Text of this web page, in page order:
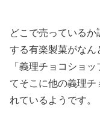
どこで売っている
する有楽製菓がなん
「義理チョコショ
てそこに他の義理チ
れているようです。